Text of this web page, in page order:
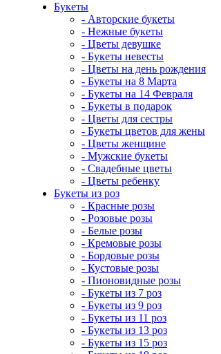
Букеты
- Авторские букеты
- Нежные букеты
- Цветы девушке
- Букеты невесты
- Цветы на день рождения
- Букеты на 8 Марта
- Букеты на 14 Февраля
- Букеты в подарок
- Цветы для сестры
- Букеты цветов для жены
- Цветы женщине
- Мужские букеты
- Свадебные цветы
- Цветы ребенку
Букеты из роз
- Красные розы
- Розовые розы
- Белые розы
- Кремовые розы
- Бордовые розы
- Кустовые розы
- Пионовидные розы
- Букеты из 7 роз
- Букеты из 9 роз
- Букеты из 11 роз
- Букеты из 13 роз
- Букеты из 15 роз